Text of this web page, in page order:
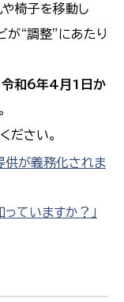
椅子を移動し
が“調整”にあたり
令和6年4月1日か
ださい。
供が義務化されま
ていますか？」